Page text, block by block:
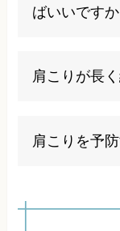
ばいいですか
早めに受診し
肩こりが長
低下します。
肩こりを予
です。